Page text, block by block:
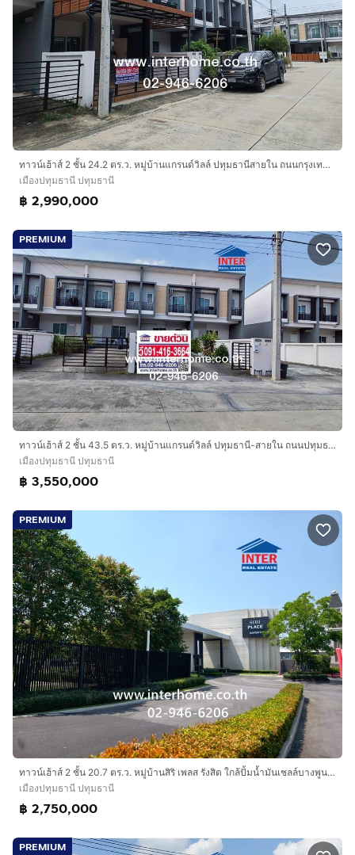
ทาวน์เฮ้าส์ 2 ชั้น 24.2 ตร.ว. หมู่บ้านแกรนด์วิลล์ ปทุมธานีสายใน ถนนกรุงเทพ-ปทุมธานี ถนนปทุมธานีสายใน เมืองปทุมธานี ปทุมธานี
เมืองปทุมธานี ปทุมธานี
฿ 2,990,000
PREMIUM
ทาวน์เฮ้าส์ 2 ชั้น 43.5 ตร.ว. หมู่บ้านแกรนด์วิลล์ ปทุมธานี-สายใน ถนนปทุมธานี-สายใน ถนนกรุงเทพ-ปทุมธานี เมืองปทุมธานี ปทุมธานี
เมืองปทุมธานี ปทุมธานี
฿ 3,550,000
PREMIUM
ทาวน์เฮ้าส์ 2 ชั้น 20.7 ตร.ว. หมู่บ้านสิริ เพลส รังสิต ใกล้ปั้มน้ำมันเชลล์บางพูน ถนนรังสิต-ปทุมธานี เมืองปทุมธานี ปทุมธานี
เมืองปทุมธานี ปทุมธานี
฿ 2,750,000
PREMIUM